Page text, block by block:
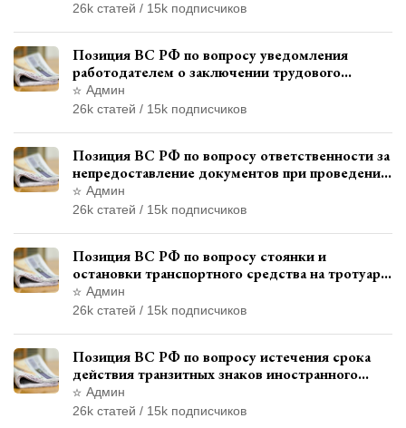
26k статей / 15k подписчиков
Позиция ВС РФ по вопросу уведомления
работодателем о заключении трудового
договора с бывшим государственным
служащим
Админ
26k статей / 15k подписчиков
Позиция ВС РФ по вопросу ответственности за
непредоставление документов при проведении
контроля и надзора
Админ
26k статей / 15k подписчиков
Позиция ВС РФ по вопросу стоянки и
остановки транспортного средства на тротуаре
и квалификации административного
правонарушения
Админ
26k статей / 15k подписчиков
Позиция ВС РФ по вопросу истечения срока
действия транзитных знаков иностранного
государства и отсутствия состава
административного правонарушения
Админ
26k статей / 15k подписчиков